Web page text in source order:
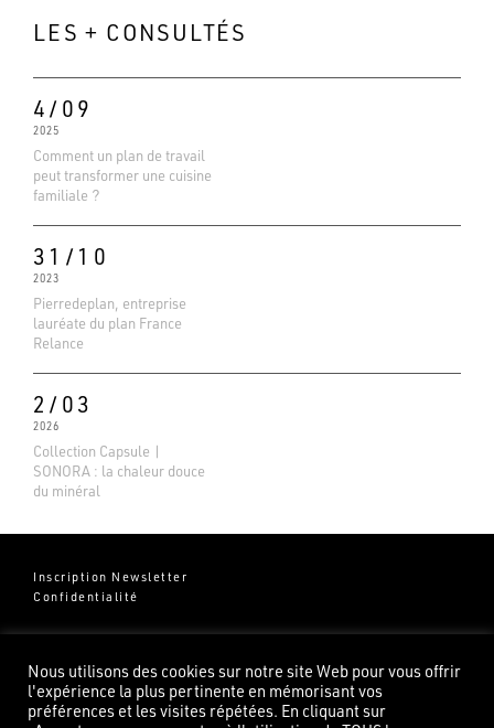
LES + CONSULTÉS
4/09
2025
Comment un plan de travail
peut transformer une cuisine
familiale ?
31/10
2023
Pierredeplan, entreprise
lauréate du plan France
Relance
2/03
2026
Collection Capsule |
SONORA : la chaleur douce
du minéral
Inscription Newsletter
Confidentialité
Groupe Pierredeplan
82100 Castelsarrasin
Basé sur 138 avis
Nous utilisons des cookies sur notre site Web pour vous offrir
l'expérience la plus pertinente en mémorisant vos
préférences et les visites répétées. En cliquant sur